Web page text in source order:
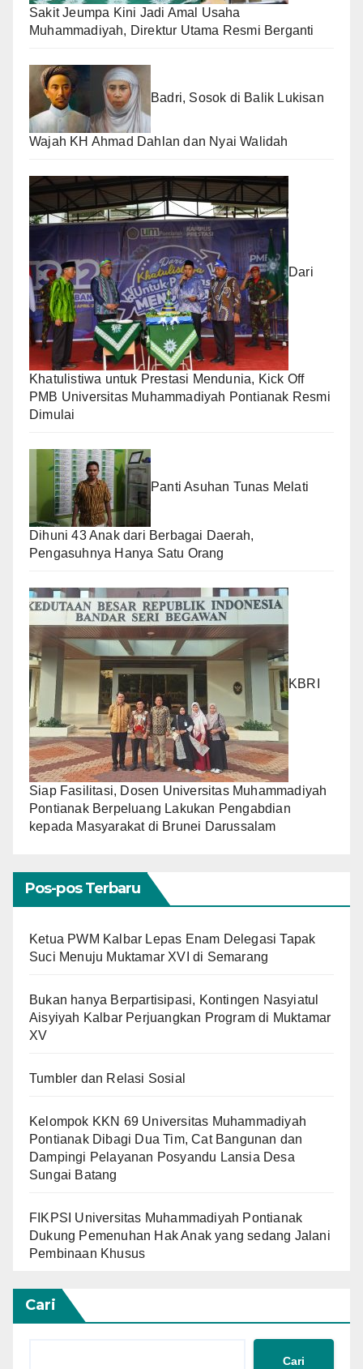
Sakit Jeumpa Kini Jadi Amal Usaha
Muhammadiyah, Direktur Utama Resmi Berganti
Badri, Sosok di Balik Lukisan
Wajah KH Ahmad Dahlan dan Nyai Walidah
Dari
Khatulistiwa untuk Prestasi Mendunia, Kick Off
PMB Universitas Muhammadiyah Pontianak Resmi
Dimulai
Panti Asuhan Tunas Melati
Dihuni 43 Anak dari Berbagai Daerah,
Pengasuhnya Hanya Satu Orang
KBRI
Siap Fasilitasi, Dosen Universitas Muhammadiyah
Pontianak Berpeluang Lakukan Pengabdian
kepada Masyarakat di Brunei Darussalam
Pos-pos Terbaru
Ketua PWM Kalbar Lepas Enam Delegasi Tapak
Suci Menuju Muktamar XVI di Semarang
Bukan hanya Berpartisipasi, Kontingen Nasyiatul
Aisyiyah Kalbar Perjuangkan Program di Muktamar
XV
Tumbler dan Relasi Sosial
Kelompok KKN 69 Universitas Muhammadiyah
Pontianak Dibagi Dua Tim, Cat Bangunan dan
Dampingi Pelayanan Posyandu Lansia Desa
Sungai Batang
FIKPSI Universitas Muhammadiyah Pontianak
Dukung Pemenuhan Hak Anak yang sedang Jalani
Pembinaan Khusus
Cari
Cari